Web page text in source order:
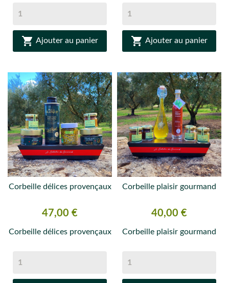
 Ajouter au panier  Ajouter au panier
Corbeille délices provençaux
Prix
47,00 €
Corbeille délices provençaux
Corbeille plaisir gourmand
Prix
40,00 €
Corbeille plaisir gourmand